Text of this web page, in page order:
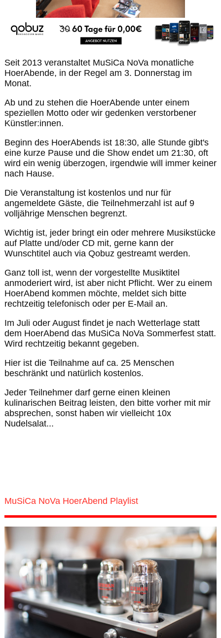
Seit 2013 veranstaltet MuSiCa NoVa monatliche
HoerAbende, in der Regel am 3. Donnerstag im
Monat.
Ab und zu stehen die HoerAbende unter einem
speziellen Motto oder wir gedenken verstorbener
Künstler:innen.
Beginn des HoerAbends ist 18:30, alle Stunde gibt's
eine kurze Pause und die Show endet um 21:30, oft
wird ein wenig überzogen, irgendwie will immer keiner
nach Hause.
Die Veranstaltung ist kostenlos und nur für
angemeldete Gäste, die Teilnehmerzahl ist auf 9
volljährige Menschen begrenzt.
Wichtig ist, jeder bringt ein oder mehrere Musikstücke
auf Platte und/oder CD mit, gerne kann der
Wunschtitel auch via Qobuz gestreamt werden.
Ganz toll ist, wenn der vorgestellte Musiktitel
anmoderiert wird, ist aber nicht Pflicht. Wer zu einem
HoerAbend kommen möchte, meldet sich bitte
rechtzeitig telefonisch oder per E-Mail an.
Im Juli oder August findet je nach Wetterlage statt
dem HoerAbend das MuSiCa NoVa Sommerfest statt.
Wird rechtzeitig bekannt gegeben.
Hier ist die Teilnahme auf ca. 25 Menschen
beschränkt und natürlich kostenlos.
Jeder Teilnehmer darf gerne einen kleinen
kulinarischen Beitrag leisten, den bitte vorher mit mir
absprechen, sonst haben wir vielleicht 10x
Nudelsalat...
MuSiCa NoVa HoerAbend Playlist